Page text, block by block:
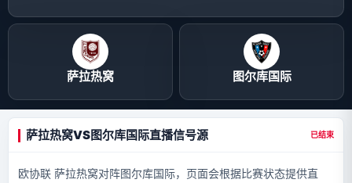
萨拉热窝 图尔库国际
萨拉热窝VS图尔库国际直播信号源 已结束
欧协联 萨拉热窝对阵图尔库国际，页面会根据比赛状态提供直